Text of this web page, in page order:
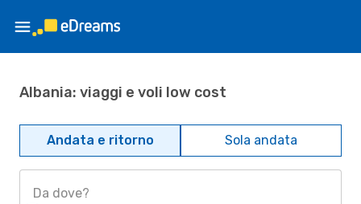
Albania: viaggi e voli low cost
Andata e ritorno Sola andata
Da dove?